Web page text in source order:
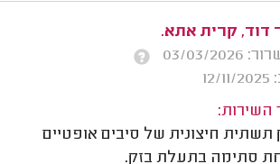
דוד, קרית אתא.
03/03/2026
השירות:
תשתית חיצונית של סיבים אופטיים
סתימה בתעלת בזק.